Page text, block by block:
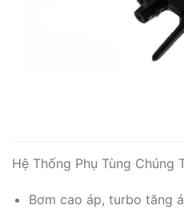
Hệ Thống Phụ Tùng Chúng
Bơm cao áp, turbo tăng